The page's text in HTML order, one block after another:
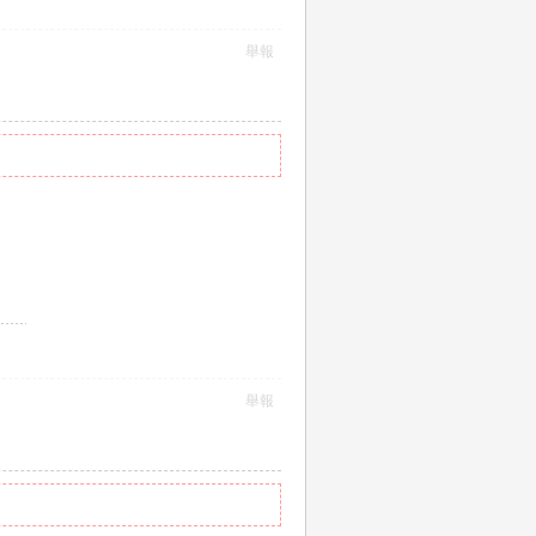
舉報
舉報